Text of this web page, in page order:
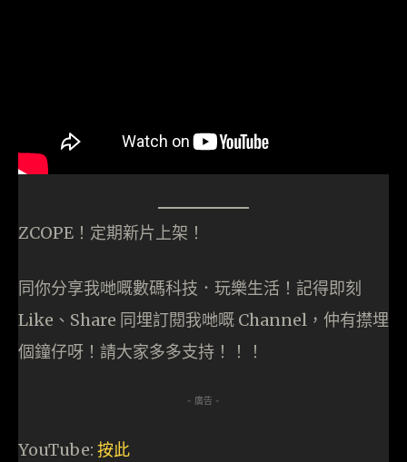
ZCOPE！定期新片上架！
同你分享我哋嘅數碼科技．玩樂生活！記得即刻
Like、Share 同埋訂閱我哋嘅 Channel，仲有㩒埋
個鐘仔呀！請大家多多支持！！！
- 廣告 -
YouTube: 按此